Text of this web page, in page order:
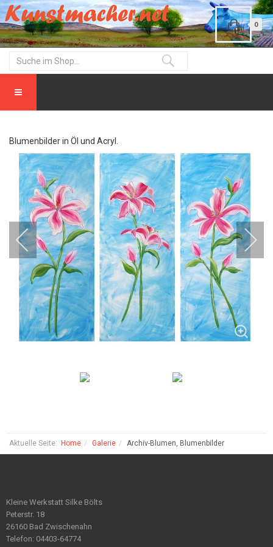
0
Blumenbilder in Öl und Acryl.
Aktuelle Seite: Home Galerie Archiv-Blumen, Blumenbilder
Kleine Werkstatt Silke Bölts
Peterstr. 18
26160 Bad Zwischenahn
Telefon: 04403-64774